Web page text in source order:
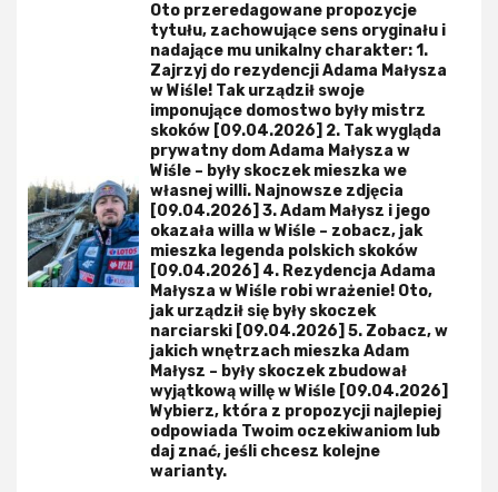
Oto przeredagowane propozycje
tytułu, zachowujące sens oryginału i
nadające mu unikalny charakter: 1.
Zajrzyj do rezydencji Adama Małysza
w Wiśle! Tak urządził swoje
imponujące domostwo były mistrz
skoków [09.04.2026] 2. Tak wygląda
prywatny dom Adama Małysza w
Wiśle – były skoczek mieszka we
własnej willi. Najnowsze zdjęcia
[09.04.2026] 3. Adam Małysz i jego
okazała willa w Wiśle – zobacz, jak
mieszka legenda polskich skoków
[09.04.2026] 4. Rezydencja Adama
Małysza w Wiśle robi wrażenie! Oto,
jak urządził się były skoczek
narciarski [09.04.2026] 5. Zobacz, w
jakich wnętrzach mieszka Adam
Małysz – były skoczek zbudował
wyjątkową willę w Wiśle [09.04.2026]
Wybierz, która z propozycji najlepiej
odpowiada Twoim oczekiwaniom lub
daj znać, jeśli chcesz kolejne
warianty.